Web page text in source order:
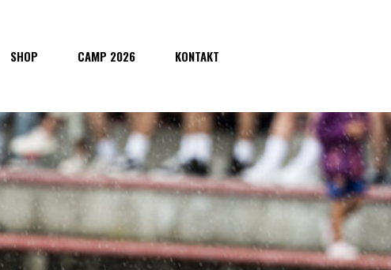
SHOP CAMP 2026 KONTAKT